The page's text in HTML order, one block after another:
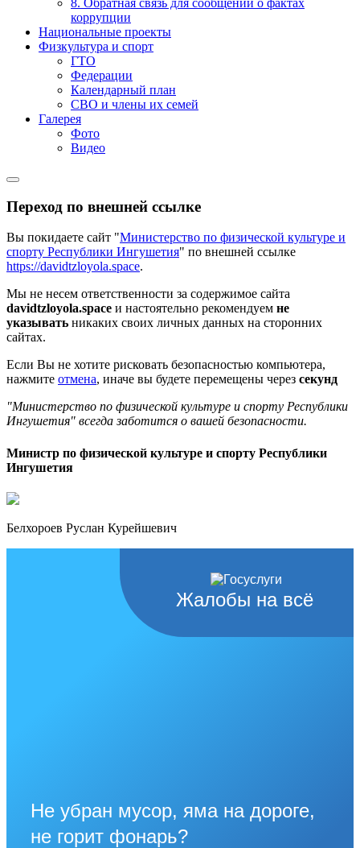
8. Обратная связь для сообщений о фактах
коррупции
Национальные проекты
Физкультура и спорт
ГТО
Федерации
Календарный план
СВО и члены их семей
Галерея
Фото
Видео
Переход по внешней ссылке
Вы покидаете сайт "Министерство по физической культуре и
спорту Республики Ингушетия" по внешней ссылке
https://davidtzloyola.space.
Мы не несем ответственности за содержимое сайта
davidtzloyola.space и настоятельно рекомендуем не
указывать никаких своих личных данных на сторонних
сайтах.
Если Вы не хотите рисковать безопасностью компьютера,
нажмите отмена, иначе вы будете перемещены через секунд
"Министерство по физической культуре и спорту Республики
Ингушетия" всегда заботится о вашей безопасности.
Министр по физической культуре и спорту Республики
Ингушетия
Белхороев Руслан Курейшевич
Жалобы на всё
Не убран мусор, яма на дороге,
не горит фонарь?